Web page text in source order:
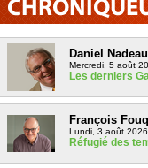
Daniel Nadeau
Mercredi, 5 août
Les derniers
François
Lundi, 3 août 2026
Réfugié des